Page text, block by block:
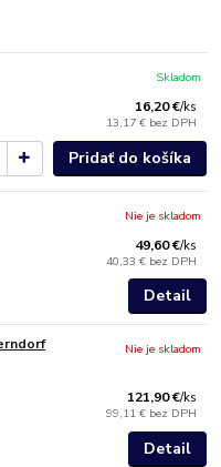
16,20 €/ks
13,17 € bez DPH
Skladom
Pridať do košíka
49,60 €/ks
40,33 € bez DPH
Nie je skladom
Detail
121,90 €/ks
99,11 € bez DPH
Nie je skladom
Detail